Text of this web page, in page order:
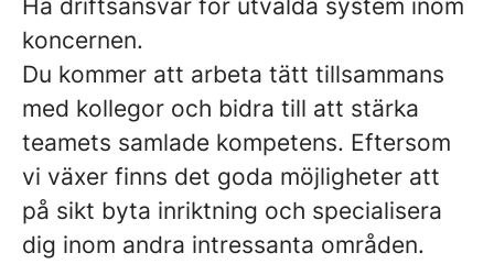
Ha driftsansvar för utvalda system inom
koncernen.
Du kommer att arbeta tätt tillsammans
med kollegor och bidra till att stärka
teamets samlade kompetens. Eftersom
vi växer finns det goda möjligheter att
på sikt byta inriktning och specialisera
dig inom andra intressanta områden.